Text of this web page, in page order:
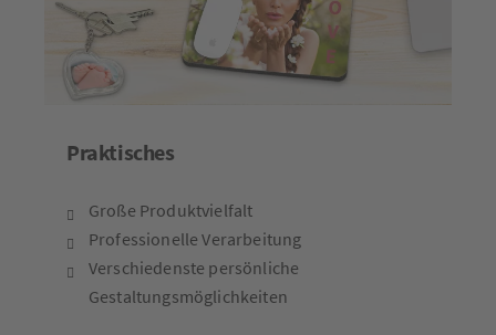
Praktisches
Große Produktvielfalt
Professionelle Verarbeitung
Verschiedenste persönliche
Gestaltungsmöglichkeiten